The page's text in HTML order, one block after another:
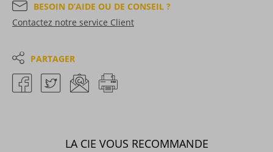
BESOIN D’AIDE OU DE CONSEIL ?
Contactez notre service Client
PARTAGER
LA CIE VOUS RECOMMANDE